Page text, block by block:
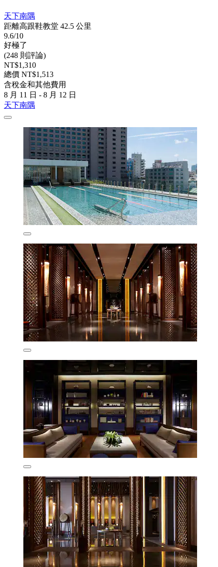
天下南隅
距離高跟鞋教堂 42.5 公里
9.6/10
好極了
(248 則評論)
NT$1,310
總價 NT$1,513
含稅金和其他費用
8 月 11 日 - 8 月 12 日
天下南隅